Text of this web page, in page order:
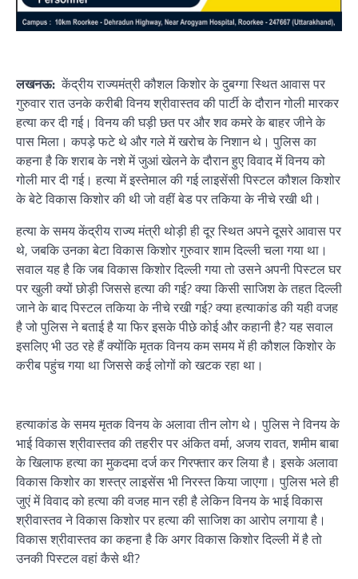
लखनऊ:केंद्रीय राज्यमंत्री कौशल किशोर के दुबग्गा स्थित आवास पर
गुरुवार रात उनके करीबी विनय श्रीवास्तव की पार्टी के दौरान गोली मारकर
हत्या कर दी गई। विनय की घड़ी छत पर और शव कमरे के बाहर जीने के
पास मिला। कपड़े फटे थे और गले में खरोच के निशान थे। पुलिस का
कहना है कि शराब के नशे में जुआं खेलने के दौरान हुए विवाद में विनय को
गोली मार दी गई। हत्या में इस्तेमाल की गई लाइसेंसी पिस्टल कौशल किशोर
के बेटे विकास किशोर की थी जो वहीं बेड पर तकिया के नीचे रखी थी।
हत्या के समय केंद्रीय राज्य मंत्री थोड़ी ही दूर स्थित अपने दूसरे आवास पर
थे, जबकि उनका बेटा विकास किशोर गुरुवार शाम दिल्ली चला गया था।
सवाल यह है कि जब विकास किशोर दिल्ली गया तो उसने अपनी पिस्टल घर
पर खुली क्यों छोड़ी जिससे हत्या की गई? क्या किसी साजिश के तहत दिल्ली
जाने के बाद पिस्टल तकिया के नीचे रखी गई? क्या हत्याकांड की यही वजह
है जो पुलिस ने बताई है या फिर इसके पीछे कोई और कहानी है? यह सवाल
इसलिए भी उठ रहे हैं क्योंकि मृतक विनय कम समय में ही कौशल किशोर के
करीब पहुंच गया था जिससे कई लोगों को खटक रहा था।
हत्याकांड के समय मृतक विनय के अलावा तीन लोग थे। पुलिस ने विनय के
भाई विकास श्रीवास्तव की तहरीर पर अंकित वर्मा, अजय रावत, शमीम बाबा
के खिलाफ हत्या का मुकदमा दर्ज कर गिरफ्तार कर लिया है। इसके अलावा
विकास किशोर का शस्त्र लाइसेंस भी निरस्त किया जाएगा। पुलिस भले ही
जुएं में विवाद को हत्या की वजह मान रही है लेकिन विनय के भाई विकास
श्रीवास्तव ने विकास किशोर पर हत्या की साजिश का आरोप लगाया है।
विकास श्रीवास्तव का कहना है कि अगर विकास किशोर दिल्ली में है तो
उनकी पिस्टल वहां कैसे थी?